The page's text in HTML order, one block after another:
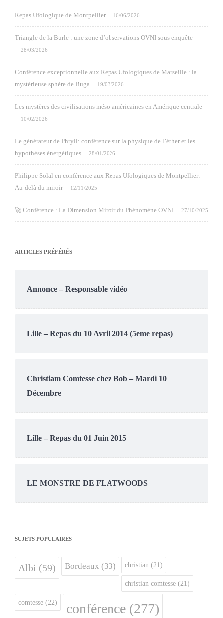
Repas Ufologique de Montpellier 16/06/2026
Triangle de la Burle : une zone d’observations OVNI sous enquête
28/03/2026
Conférence exceptionnelle aux Repas Ufologiques de Marseille : la
mystérieuse sphère de Buga
19/03/2026
Les mystères des civilisations méso-américaines en Amérique centrale
10/02/2026
Le générateur de Phryll: conférence sur la physique de l’éther et les
hypothèses énergétiques
28/01/2026
Philippe Solal en conférence aux Repas Ufologiques de Montpellier:
Au-delà du miroir
12/11/2025
🚀 Conférence : La Dimension Miroir du Phénomène OVNI 27/10/2025
ARTICLES PRÉFÉRÉS
Annonce – Responsable vidéo
Lille – Repas du 10 Avril 2014 (5eme repas)
Christiam Comtesse chez Bob – Mardi 10
Décembre
Lille – Repas du 01 Juin 2015
LE MONSTRE DE FLATWOODS
SUJETS POPULAIRES
Albi(59) Bordeaux(33) christian (21)
christian comtesse (21)
comtesse (22) conférence (277)